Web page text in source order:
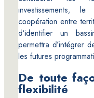
investissements,
coopération entre
d’identifier un
permettra d’intégrer
les futures
De toute
flexibilité